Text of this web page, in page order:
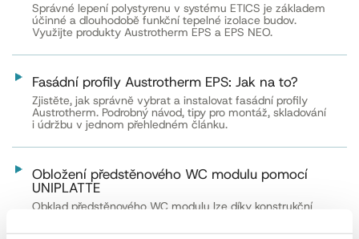
Správné lepení polystyrenu v systému ETICS je základem
účinné a dlouhodobě funkční tepelné izolace budov.
Využijte produkty Austrotherm EPS a EPS NEO.
Fasádní profily Austrotherm EPS: Jak na to?
Zjistěte, jak správně vybrat a instalovat fasádní profily
Austrotherm. Podrobný návod, tipy pro montáž, skladování
i údržbu v jednom přehledném článku.
Obložení předstěnového WC modulu pomocí
UNIPLATTE
Obklad předstěnového WC modulu lze díky konstrukční
stačí nařezat, přilepit a opatřit obkladem.